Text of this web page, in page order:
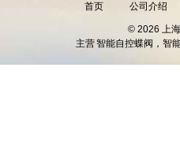
首页 公司介绍
© 2026 上
主营智能自控蝶阀，智